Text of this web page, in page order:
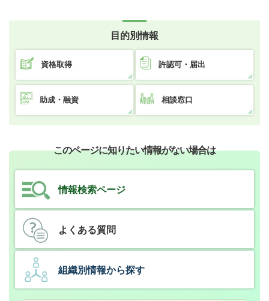
目的別情報
資格取得 許認可・届出
助成・融資 相談窓口
このページに知りたい情報がない場合は
情報検索ページ
よくある質問
組織別情報から探す